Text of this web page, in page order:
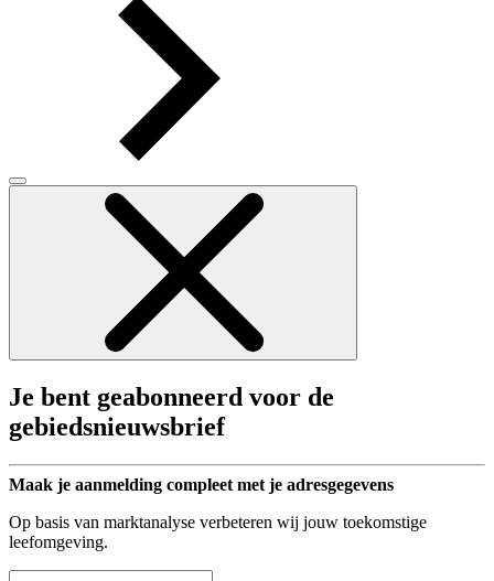
Je bent geabonneerd voor de
gebiedsnieuwsbrief
Maak je aanmelding compleet met je adresgegevens
Op basis van marktanalyse verbeteren wij jouw toekomstige
leefomgeving.